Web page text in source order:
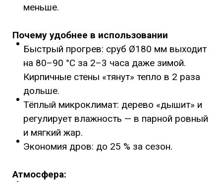
меньше.
Почему удобнее в использовании
Быстрый прогрев: сруб Ø180 мм выходит
на 80–90 °C за 2–3 часа даже зимой.
Кирпичные стены «тянут» тепло в 2 раза
дольше.
Тёплый микроклимат: дерево «дышит» и
регулирует влажность — в парной ровный
и мягкий жар.
Экономия дров: до 25 % за сезон.
Атмосфера: